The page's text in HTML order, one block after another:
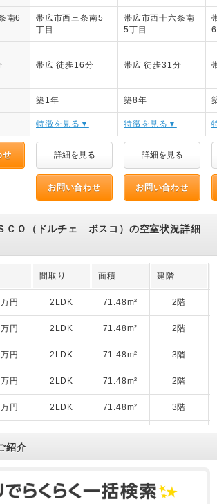
南6
帯広市西三条南5
丁目
帯広市西十六条南
5丁目
帯広 徒歩16分 帯広 徒歩31分
築1年 築8年
特徴を見る▼ 特徴を見る▼
せ 詳細を見る 詳細を見る
お問い合わせ お問い合わせ
ＣＯ（ドルチェ ボスコ）の空室状況詳細
間取り 面積 建階
円 2LDK 71.48m² 2階
円 2LDK 71.48m² 2階
円 2LDK 71.48m² 3階
円 2LDK 71.48m² 2階
円 2LDK 71.48m² 3階
円 2LDK 71.48m² 1階
紹介